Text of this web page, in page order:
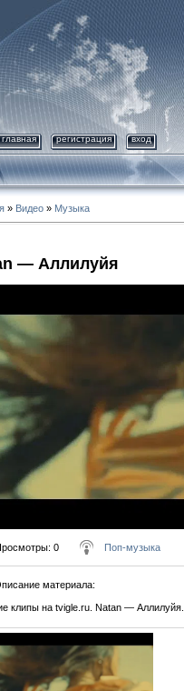
главная регистрация вход
» Видео » Музыка
— Аллилуйя
: 0 Поп-музыка
материала:
клипы на tvigle.ru. Natan — Аллилуйя.